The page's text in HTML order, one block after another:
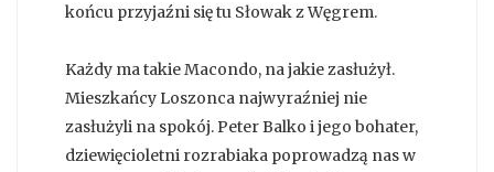
końcu przyjaźni się tu Słowak z Węgrem.
Każdy ma takie Macondo, na jakie zasłużył.
Mieszkańcy Loszonca najwyraźniej nie
zasłużyli na spokój. Peter Balko i jego bohater,
dziewięcioletni rozrabiaka poprowadzą nas w